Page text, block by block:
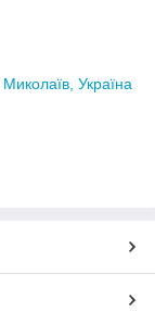
Україна